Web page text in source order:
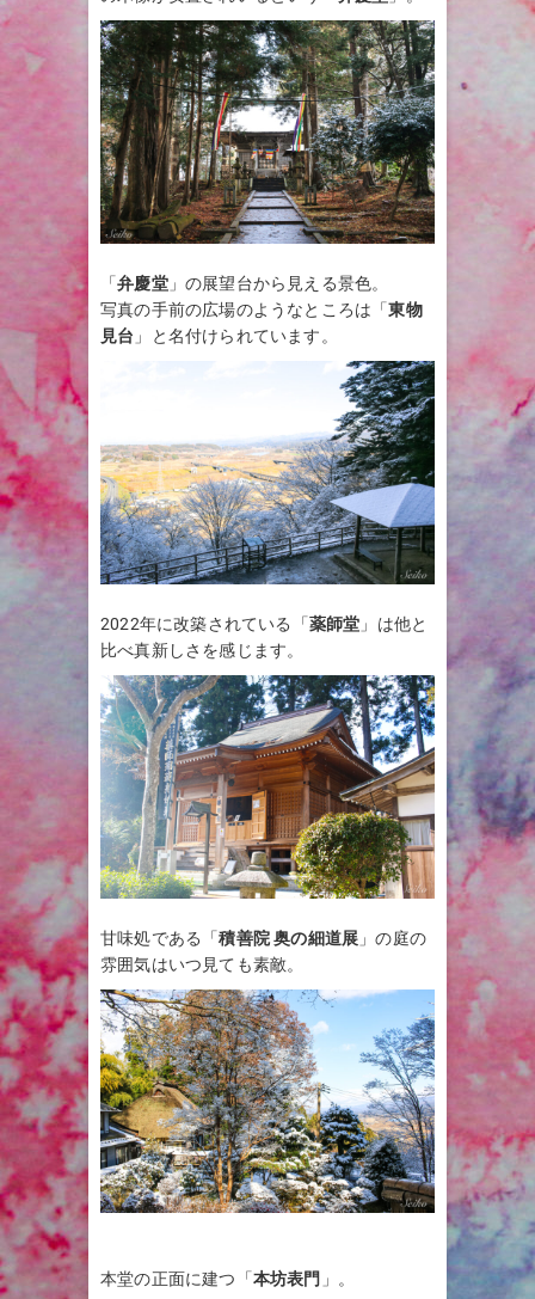
「弁慶堂」の展望台から見える景色。
写真の手前の広場のようなところは「東物
見台 」と名付けられています。
2022年に改築されている「薬師堂 」は他と
比べ真新しさを感じます。
甘味処である「積善院 奥の細道展 」の庭の
雰囲気はいつ見ても素敵。
本堂の正面に建つ「本坊表門 」。